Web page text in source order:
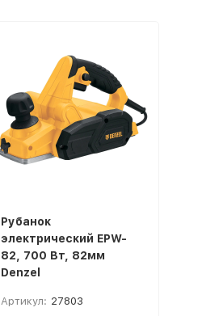
Рубанок
электрический EPW-
82, 700 Вт, 82мм
Denzel
Артикул: 27803